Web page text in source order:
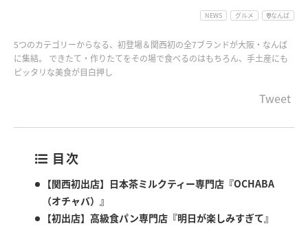
NEWS グルメ なんば
5つのカテゴリーからなる、初登場＆関西初の全7ブランドが大阪・なんば
に集結。 できたて・作りたてをその場で食べるのはもちろん、手土産にも
ピッタリな美食が目白押し
Tweet
目次
【関西初出店】日本茶ミルクティー専門店『OCHABA
（オチャバ）』
【初出店】高級食パン専門店『明日が楽しみすぎて』